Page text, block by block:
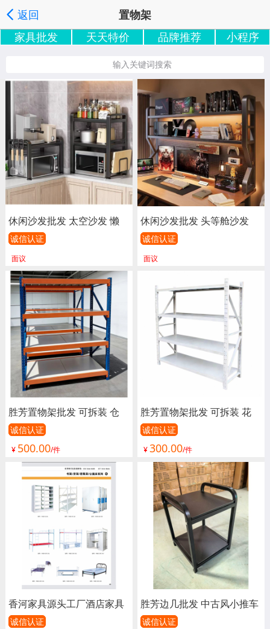
返回 置物架
家具批发搜索|按分类浏览|按地区浏览', '取消');">
家具批发 天天特价 品牌推荐 小程序
输入关键词搜索
休闲沙发批发 太空沙发 懒
人沙发 美甲沙发 单人沙发
多功能沙发 科技布沙发 电
动沙发 掼蛋桌儿童滑轮凳
换鞋凳 挂架书架电脑桌 微
波炉置物架 战术桌
诚信认证
面议
休闲沙发批发 头等舱沙发
太空沙发 懒人沙发 美甲沙
发 单人沙发 多功能沙发 科
儿童滑轮凳 换鞋凳 挂架书
架电脑桌 微波炉置物架
诚信认证
面议
胜芳置物架批发 可拆装 仓
储货架 货架 置物架 中重型
货架 仓库阳台 储藏室 收纳
储物铁架子 匠心家具
诚信认证
¥ 500.00/件
胜芳置物架批发 可拆装 花
架 货架 置物架 多层家用角
钢落地 仓库阳台 储藏室 收
纳储物铁架子 匠心家具
诚信认证
¥300.00/件
香河家具源头工厂酒店家具
批发书架 货架 密集架 置物
诚信认证
胜芳边几批发 中古风小推车
边几 马鞍椅小台子 休闲桌
诚信认证